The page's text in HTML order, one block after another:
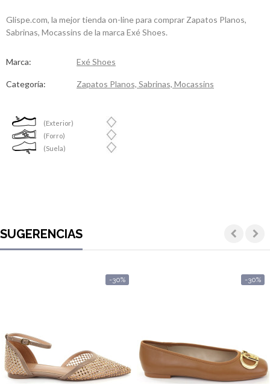
Glispe.com, la mejor tienda on-line para comprar Zapatos Planos,
Sabrinas, Mocassins de la marca Exé Shoes.
Marca: Exé Shoes
Categoría: Zapatos Planos, Sabrinas, Mocassins
(Exterior)
(Forro)
(Suela)
SUGERENCIAS
-30% -30%